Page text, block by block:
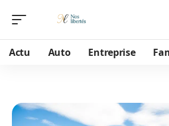
Actu Auto Entreprise